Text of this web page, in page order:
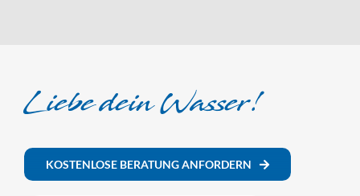
Liebe dein Wasser!
KOSTENLOSE BERATUNG ANFORDERN